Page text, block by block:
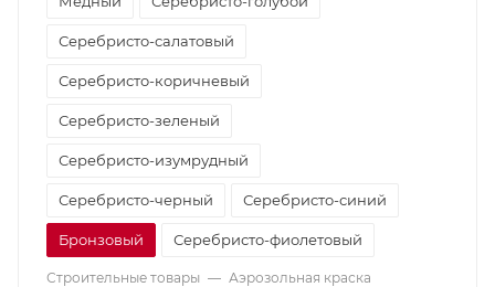
Серебристо-салатовый
Серебристо-коричневый
Серебристо-зеленый
Серебристо-изумрудный
Серебристо-черный Серебристо-синий
Бронзовый Серебристо-фиолетовый
Строительные товары — Аэрозольная краска